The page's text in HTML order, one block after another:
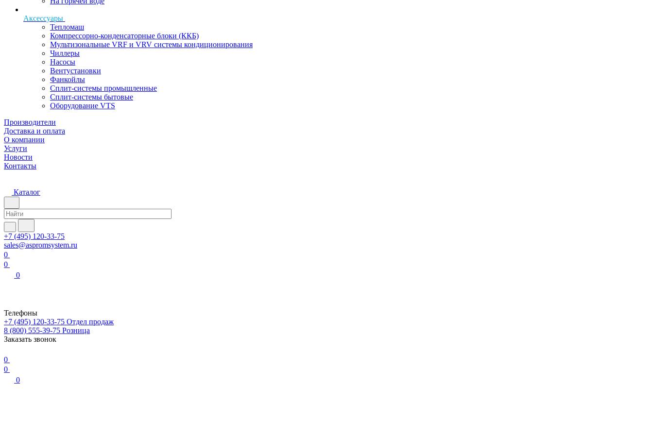
Аксессуары
Тепломаш
Компрессорно-конденсаторные блоки (ККБ)
Мультизональные VRF и VRV системы кондиционирования
Чиллеры
Насосы
Вентустановки
Фанкойлы
Сплит-системы промышленные
Сплит-системы бытовые
Оборудование VTS
Производители
Доставка и оплата
О компании
Услуги
Новости
Контакты
Каталог
+7 (495) 120-33-75
sales@aspromsystem.ru
0
0
0
Телефоны
+7 (495) 120-33-75 Отдел продаж
8 (800) 555-39-75 Розница
Заказать звонок
0
0
0